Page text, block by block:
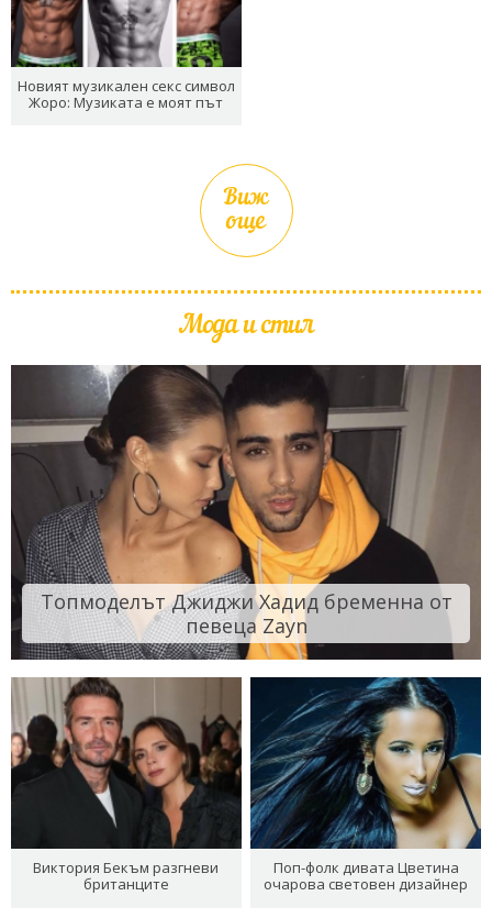
Новият музикален секс символ
Жоро: Музиката е моят път
Виж
още
Мода и стил
Топмоделът Джиджи Хадид бременна от
певеца Zayn
Виктория Бекъм разгневи
британците
Поп-фолк дивата Цветина
очарова световен дизайнер